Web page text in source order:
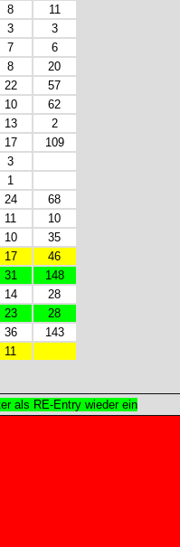
8
11
3
3
7
6
8
20
22
57
10
62
13
2
17
109
3
1
24
68
11
10
10
35
17
46
31
148
14
28
23
28
36
143
11
als RE-Entry wieder ein